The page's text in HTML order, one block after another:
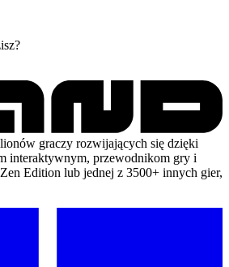
graczy rozwijających się dzięki
interaktywnym, przewodnikom gry i
Edition lub jednej z 3500+ innych gier,